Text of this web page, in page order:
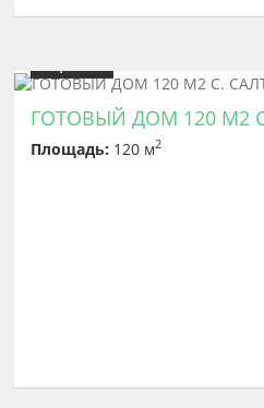
ГОТОВЫЙ ДОМ 120 М2
Площадь: 120 м2